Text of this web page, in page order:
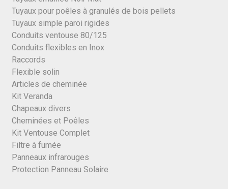
Tuyaux pour poêles à granulés de bois pellets
Tuyaux simple paroi rigides
Conduits ventouse 80/125
Conduits flexibles en Inox
Raccords
Flexible solin
Articles de cheminée
Kit Veranda
Chapeaux divers
Cheminées et Poêles
Kit Ventouse Complet
Filtre à fumée
Panneaux infrarouges
Protection Panneau Solaire